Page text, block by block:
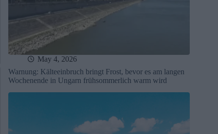
May 4, 2026
Warnung: Kälteeinbruch bringt Frost, bevor es am langen
Wochenende in Ungarn frühsommerlich warm wird